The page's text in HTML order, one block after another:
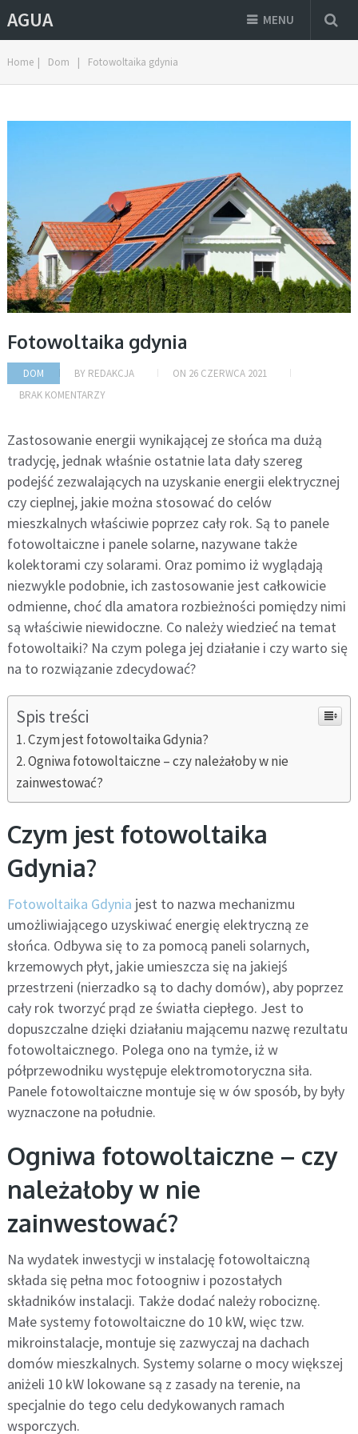
AGUA MENU
Home | Dom | Fotowoltaika gdynia
Fotowoltaika gdynia
DOM BY REDAKCJA ON 26 CZERWCA 2021
BRAK KOMENTARZY
Zastosowanie energii wynikającej ze słońca ma dużą
tradycję, jednak właśnie ostatnie lata dały szereg
podejść zezwalających na uzyskanie energii elektrycznej
czy cieplnej, jakie można stosować do celów
mieszkalnych właściwie poprzez cały rok. Są to panele
fotowoltaiczne i panele solarne, nazywane także
kolektorami czy solarami. Oraz pomimo iż wyglądają
niezwykle podobnie, ich zastosowanie jest całkowicie
odmienne, choć dla amatora rozbieżności pomiędzy nimi
są właściwie niewidoczne. Co należy wiedzieć na temat
fotowoltaiki? Na czym polega jej działanie i czy warto się
na to rozwiązanie zdecydować?
Spis treści
Czym jest fotowoltaika Gdynia?
Ogniwa fotowoltaiczne – czy należałoby w nie
zainwestować?
Czym jest fotowoltaika
Gdynia?
Fotowoltaika Gdynia jest to nazwa mechanizmu
umożliwiającego uzyskiwać energię elektryczną ze
słońca. Odbywa się to za pomocą paneli solarnych,
krzemowych płyt, jakie umieszcza się na jakiejś
przestrzeni (nierzadko są to dachy domów), aby poprzez
cały rok tworzyć prąd ze światła ciepłego. Jest to
dopuszczalne dzięki działaniu mającemu nazwę rezultatu
fotowoltaicznego. Polega ono na tymże, iż w
półprzewodniku występuje elektromotoryczna siła.
Panele fotowoltaiczne montuje się w ów sposób, by były
wyznaczone na południe.
Ogniwa fotowoltaiczne – czy
należałoby w nie
zainwestować?
Na wydatek inwestycji w instalację fotowoltaiczną
składa się pełna moc fotoogniw i pozostałych
składników instalacji. Także dodać należy robociznę.
Małe systemy fotowoltaiczne do 10 kW, więc tzw.
mikroinstalacje, montuje się zazwyczaj na dachach
domów mieszkalnych. Systemy solarne o mocy większej
aniżeli 10 kW lokowane są z zasady na terenie, na
specjalnie do tego celu dedykowanych ramach
wsporczych.